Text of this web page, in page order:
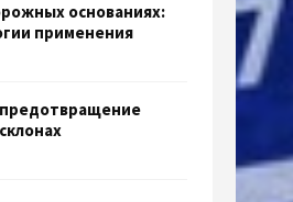
основаниях:
применения
предотвращение